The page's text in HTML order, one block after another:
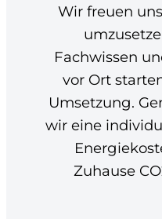
Wir freuen
Fachwissen
vor Ort
Umsetzung.
wir eine
Zuhause